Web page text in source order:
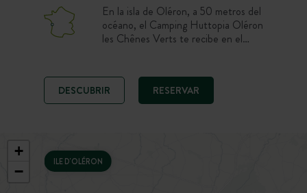
En la isla de Oléron, a 50 metros del
océano, el Camping Huttopia Oléron
les Chênes Verts te recibe en el
Disfruta de una estancia en plena
naturaleza con restaurante,
actividades náuticas y acceso directo
160 km de carriles bici: un camping
ideal para descubrir los tesoros de la
isla entre calma, aire libre y
DESCUBRIR RESERVAR
ILE D'OLÉRON
+
−